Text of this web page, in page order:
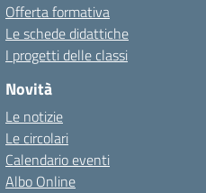
Offerta formativa
Le schede didattiche
I progetti delle classi
Novità
Le notizie
Le circolari
Calendario eventi
Albo Online